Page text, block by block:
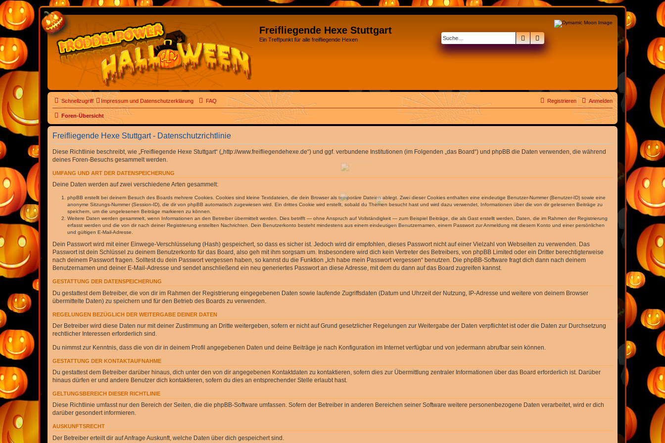
Freifliegende Hexe Stuttgart
Ein Treffpunkt für alle freifliegende Hexen SucheErweiterte Suche
Schnellzugriff Impressum und Datenschutzerklärung FAQ Anmelden
Registrieren
Foren-Übersicht
Freifliegende Hexe Stuttgart - Datenschutzrichtlinie
Diese Richtlinie beschreibt, wie „Freifliegende Hexe Stuttgart“ („http://www.freifliegendehexe.de“) und ggf. verbundene Institutionen (im Folgenden „das Board“) und phpBB die Daten verwenden, die während
deines Foren-Besuchs gesammelt werden.
UMFANG UND ART DER DATENSPEICHERUNG
Deine Daten werden auf zwei verschiedene Arten gesammelt:
phpBB erstellt bei deinem Besuch des Boards mehrere Cookies. Cookies sind kleine Textdateien, die dein Browser als temporäre Dateien ablegt. Zwei dieser Cookies enthalten eine eindeutige Benutzer-Nummer (Benutzer-ID) sowie eine
anonyme Sitzungs-Nummer (Session-ID), die dir von phpBB automatisch zugewiesen wird. Ein drittes Cookie wird erstellt, sobald du Themen besucht hast und wird dazu verwendet, Informationen über die von dir gelesenen Beiträge zu
speichern, um die ungelesenen Beiträge markieren zu können.
Weitere Daten werden gesammelt, wenn Informationen an den Betreiber übermittelt werden. Dies betrifft — ohne Anspruch auf Vollständigkeit — zum Beispiel Beiträge, die als Gast erstellt werden, Daten, die im Rahmen der Registrierung
erfasst werden und die von dir nach deiner Registrierung erstellten Nachrichten. Dein Benutzerkonto besteht mindestens aus einem eindeutigen Benutzernamen, einem Passwort zur Anmeldung mit diesem Konto und einer persönlichen
und gültigen E-Mail-Adresse.
Dein Passwort wird mit einer Einwege-Verschlüsselung (Hash) gespeichert, so dass es sicher ist. Jedoch wird dir empfohlen, dieses Passwort nicht auf einer Vielzahl von Webseiten zu verwenden. Das
Passwort ist dein Schlüssel zu deinem Benutzerkonto für das Board, also geh mit ihm sorgsam um. Insbesondere wird dich kein Vertreter des Betreibers, von phpBB Limited oder ein Dritter berechtigterweise
nach deinem Passwort fragen. Solltest du dein Passwort vergessen haben, so kannst du die Funktion „Ich habe mein Passwort vergessen“ benutzen. Die phpBB-Software fragt dich dann nach deinem
Benutzernamen und deiner E-Mail-Adresse und sendet anschließend ein neu generiertes Passwort an diese Adresse, mit dem du dann auf das Board zugreifen kannst.
GESTATTUNG DER DATENSPEICHERUNG
Du gestattest dem Betreiber, die von dir im Rahmen der Registrierung eingegebenen Daten sowie laufende Zugriffsdaten (Datum und Uhrzeit der Nutzung, IP-Adresse und weitere von deinem Browser
übermittelte Daten) zu speichern und für den Betrieb des Boards zu verwenden.
REGELUNGEN BEZÜGLICH DER WEITERGABE DEINER DATEN
Der Betreiber wird diese Daten nur mit deiner Zustimmung an Dritte weitergeben, sofern er nicht auf Grund gesetzlicher Regelungen zur Weitergabe der Daten verpflichtet ist oder die Daten zur Durchsetzung
rechtlicher Interessen erforderlich sind.
Du nimmst zur Kenntnis, dass die von dir in deinem Profil angegebenen Daten und deine Beiträge je nach Konfiguration im Internet verfügbar und von jedermann abrufbar sein können.
GESTATTUNG DER KONTAKTAUFNAHME
Du gestattest dem Betreiber darüber hinaus, dich unter den von dir angegebenen Kontaktdaten zu kontaktieren, sofern dies zur Übermittlung zentraler Informationen über das Board erforderlich ist. Darüber
hinaus dürfen er und andere Benutzer dich kontaktieren, sofern du dies an entsprechender Stelle erlaubt hast.
GELTUNGSBEREICH DIESER RICHTLINIE
Diese Richtlinie umfasst nur den Bereich der Seiten, die die phpBB-Software umfassen. Sofern der Betreiber in anderen Bereichen seiner Software weitere personenbezogene Daten verarbeitet, wird er dich
darüber gesondert informieren.
AUSKUNFTSRECHT
Der Betreiber erteilt dir auf Anfrage Auskunft, welche Daten über dich gespeichert sind.